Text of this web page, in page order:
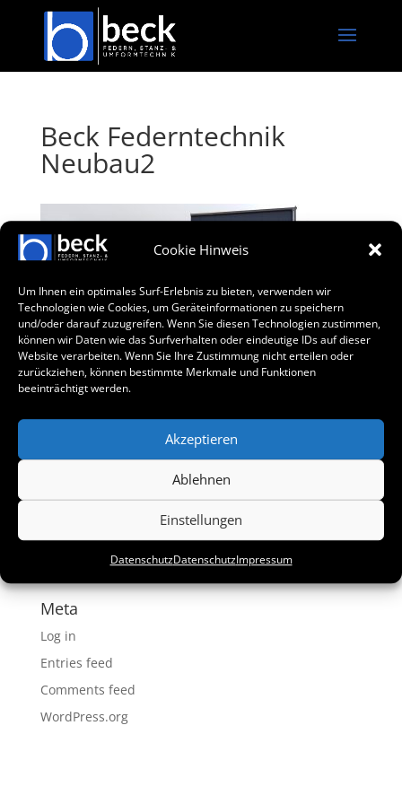
Cookie Hinweis
Um Ihnen ein optimales Surf-Erlebnis zu bieten, verwenden wir
Technologien wie Cookies, um Geräteinformationen zu speichern
und/oder darauf zuzugreifen. Wenn Sie diesen Technologien zustimmen,
können wir Daten wie das Surfverhalten oder eindeutige IDs auf dieser
Website verarbeiten. Wenn Sie Ihre Zustimmung nicht erteilen oder
zurückziehen, können bestimmte Merkmale und Funktionen
beeinträchtigt werden.
Akzeptieren
Ablehnen
Einstellungen
DatenschutzDatenschutzImpressum
Beck Federntechnik
Neubau2
Recent Comments
Categories
No categories
Meta
Log in
Entries feed
Comments feed
WordPress.org